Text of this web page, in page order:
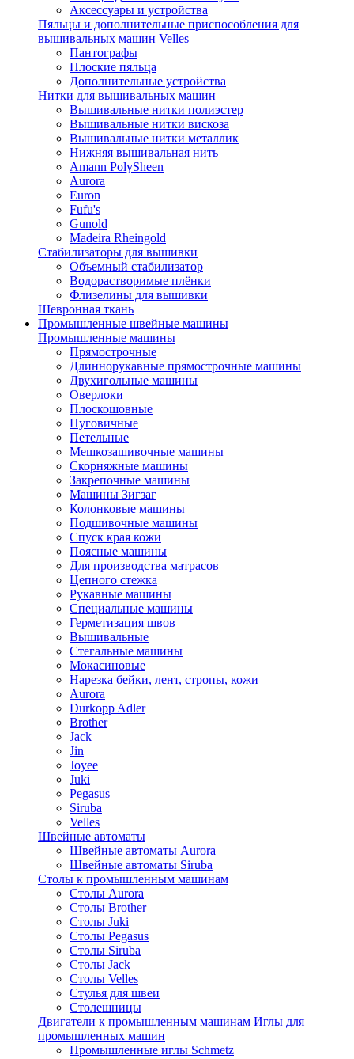
Аксессуары и устройства
Пяльцы и дополнительные приспособления для
вышивальных машин Velles
Пантографы
Плоские пяльца
Дополнительные устройства
Нитки для вышивальных машин
Вышивальные нитки полиэстер
Вышивальные нитки вискоза
Вышивальные нитки металлик
Нижняя вышивальная нить
Amann PolySheen
Aurora
Euron
Fufu's
Gunold
Madeira Rheingold
Стабилизаторы для вышивки
Объемный стабилизатор
Водорастворимые плёнки
Флизелины для вышивки
Шевронная ткань
Промышленные швейные машины
Промышленные машины
Прямострочные
Длиннорукавные прямострочные машины
Двухигольные машины
Оверлоки
Плоскошовные
Пуговичные
Петельные
Мешкозашивочные машины
Скорняжные машины
Закрепочные машины
Машины Зигзаг
Колонковые машины
Подшивочные машины
Спуск края кожи
Поясные машины
Для производства матрасов
Цепного стежка
Рукавные машины
Специальные машины
Герметизация швов
Вышивальные
Стегальные машины
Мокасиновые
Нарезка бейки, лент, стропы, кожи
Aurora
Durkopp Adler
Brother
Jack
Jin
Joyee
Juki
Pegasus
Siruba
Velles
Швейные автоматы
Швейные автоматы Aurora
Швейные автоматы Siruba
Столы к промышленным машинам
Столы Aurora
Столы Brother
Столы Juki
Столы Pegasus
Столы Siruba
Столы Jack
Столы Velles
Стулья для швеи
Столешницы
Двигатели к промышленным машинам Иглы для
промышленных машин
Промышленные иглы Schmetz